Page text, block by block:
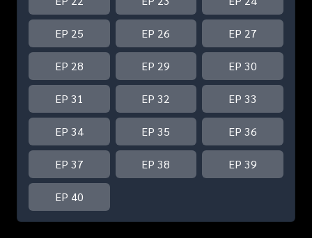
EP 25 EP 26 EP 27
EP 28 EP 29 EP 30
EP 31 EP 32 EP 33
EP 34 EP 35 EP 36
EP 37 EP 38 EP 39
EP 40